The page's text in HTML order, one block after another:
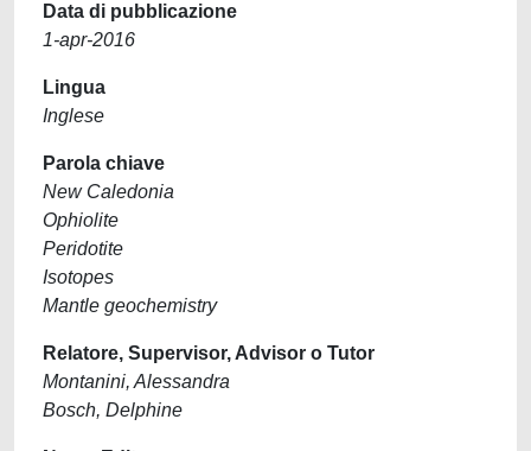
Data di pubblicazione
1-apr-2016
Lingua
Inglese
Parola chiave
New Caledonia
Ophiolite
Peridotite
Isotopes
Mantle geochemistry
Relatore, Supervisor, Advisor o Tutor
Montanini, Alessandra
Bosch, Delphine